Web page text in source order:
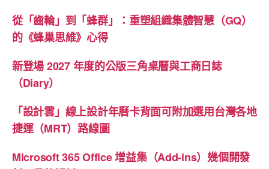
從「齒輪」到「蜂群」：重塑組織集體智慧（GQ）
的《蜂巢思維》心得
新登場 2027 年度的公版三角桌曆與工商日誌
（Diary）
「設計雲」線上設計年曆卡背面可附加選用台灣各地
捷運（MRT）路線圖
Microsoft 365 Office 增益集（Add-ins）幾個開發